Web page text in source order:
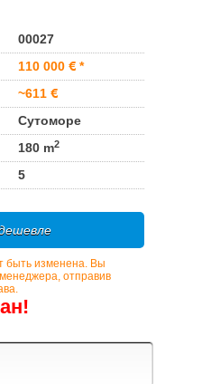
00027
110 000 *
~611
Сутоморе
180 m2
5
быть изменена. Вы
отправив